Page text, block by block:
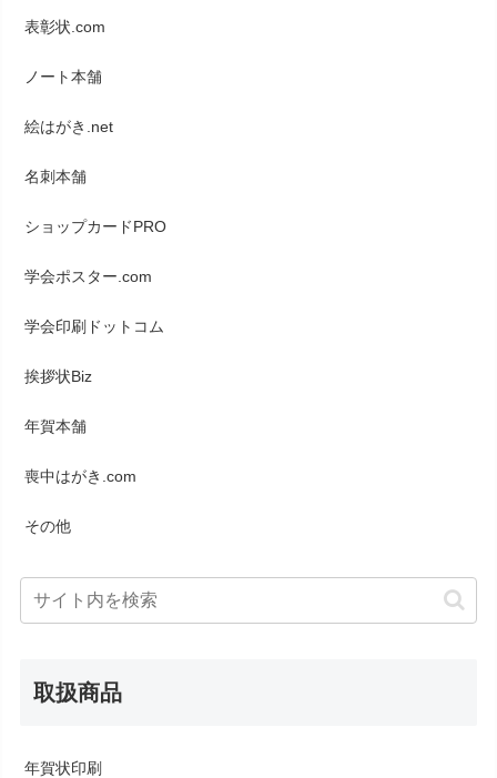
表彰状.com
ノート本舗
絵はがき.net
名刺本舗
ショップカードPRO
学会ポスター.com
学会印刷ドットコム
挨拶状Biz
年賀本舗
喪中はがき.com
その他
取扱商品
年賀状印刷